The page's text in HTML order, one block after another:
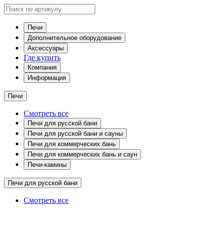
Печи
Дополнительное оборудование
Аксессуары
Где купить
Компания
Информация
Печи
Смотреть все
Печи для русской бани
Печи для русской бани и сауны
Печи для коммерческих бань
Печи для коммерческих бань и саун
Печи-камины
Печи для русской бани
Смотреть все